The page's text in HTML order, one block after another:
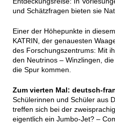
und Schätzfragen bieten sie
Einer der Höhepunkte in
KATRIN, der genauesten
des Forschungszentrums: Mit
den Neutrinos – Winzlingen,
die Spur kommen.
Zum vierten Mal: deutsch-
Schülerinnen und Schüler aus
treffen sich bei der
eigentlich ein Jumbo-Jet? –